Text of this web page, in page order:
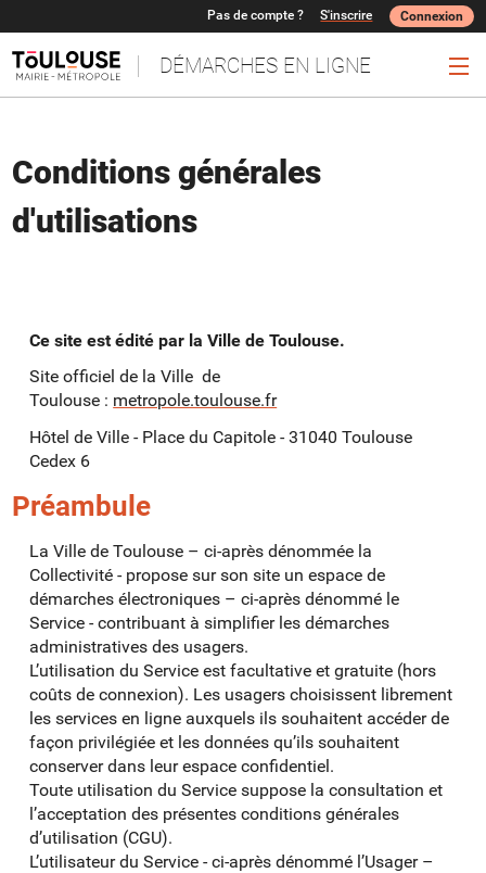
DÉMARCHES EN LIGNE
Pas de compte ? S'inscrire Connexion
Conditions générales
d'utilisations
Ce site est édité par la Ville de Toulouse.
Site officiel de la Ville de
Toulouse : metropole.toulouse.fr
Hôtel de Ville - Place du Capitole - 31040 Toulouse
Cedex 6
Préambule
La Ville de Toulouse – ci-après dénommée la
Collectivité - propose sur son site un espace de
démarches électroniques – ci-après dénommé le
Service - contribuant à simplifier les démarches
administratives des usagers.
L’utilisation du Service est facultative et gratuite (hors
coûts de connexion). Les usagers choisissent librement
les services en ligne auxquels ils souhaitent accéder de
façon privilégiée et les données qu’ils souhaitent
conserver dans leur espace confidentiel.
Toute utilisation du Service suppose la consultation et
l’acceptation des présentes conditions générales
d’utilisation (CGU).
L’utilisateur du Service - ci-après dénommé l’Usager –